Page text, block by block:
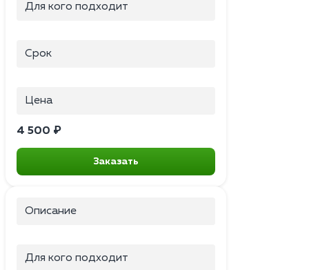
Для кого подходит
Срок
Цена
4 500 ₽
Заказать
Описание
Для кого подходит